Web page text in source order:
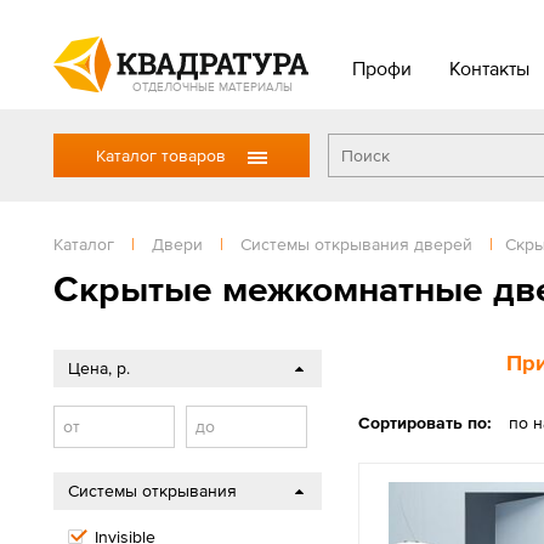
ОТДЕЛОЧНЫЕ МАТЕРИАЛЫ
Профи Контакты
Каталог товаров
Каталог | Двери | Системы открывания дверей |
Скрытые межкомнатные
Сортировать по: по
Цена, р.
от до
Системы открывания
Invisible